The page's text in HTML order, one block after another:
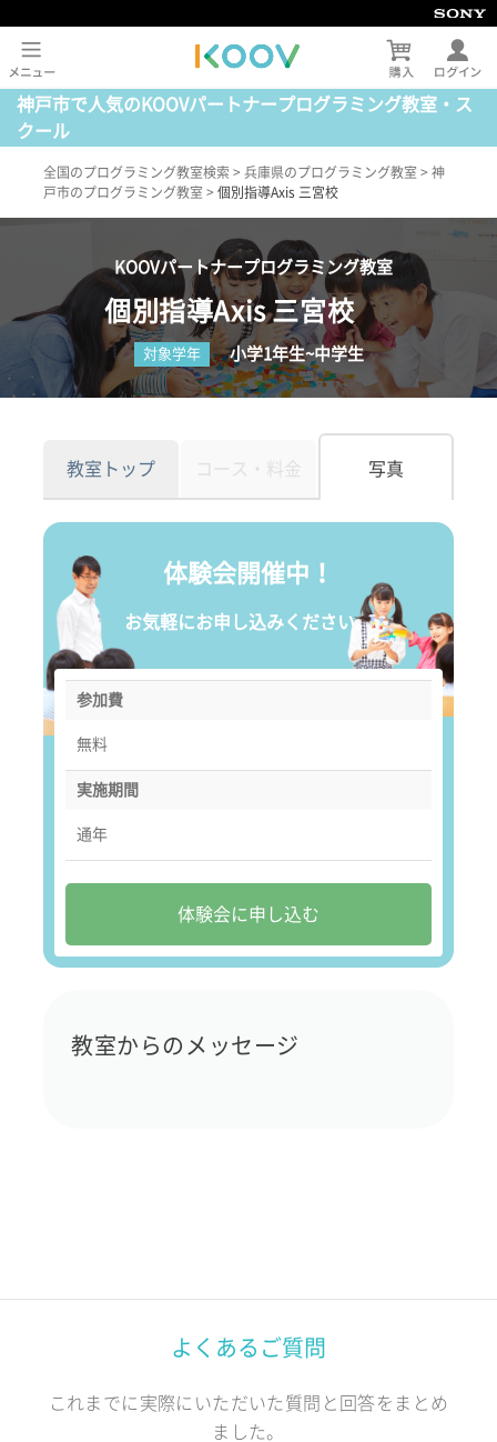
神戸市で人気のKOOVパートナープログラミング教室・ス
クール
全国のプログラミング教室検索 > 兵庫県のプログラミング教室 > 神
戸市のプログラミング教室 > 個別指導Axis 三宮校
KOOVパートナープログラミング教室
個別指導Axis 三宮校
対象学年 小学1年生~中学生
教室トップ コース・料金 写真
体験会開催中！
お気軽にお申し込みください。
参加費
無料
実施期間
通年
体験会に申し込む
教室からのメッセージ
よくあるご質問
これまでに実際にいただいた質問と回答をまとめ
ました。